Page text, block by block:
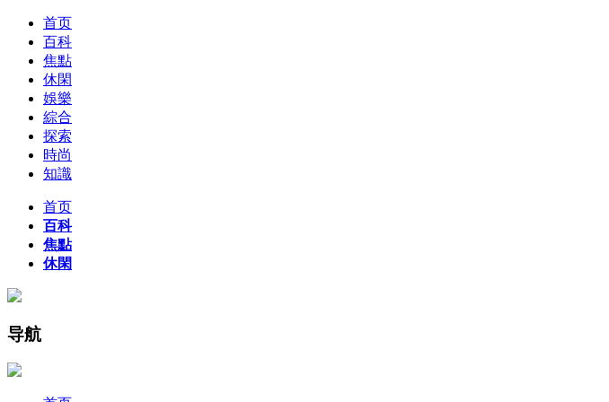
首页
百科
焦點
休閑
娛樂
綜合
探索
時尚
知識
首页
百科
焦點
休閑
导航